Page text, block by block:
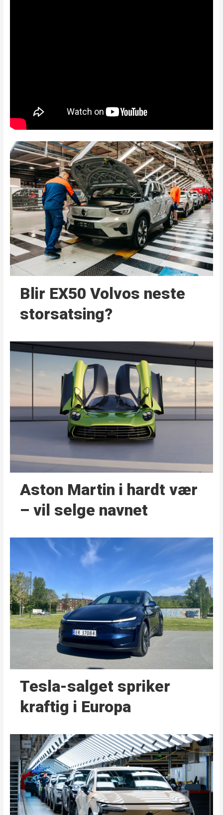
Blir EX50 Volvos neste
storsatsing?
Aston Martin i hardt vær
– vil selge navnet
Tesla-salget spriker
kraftig i Europa